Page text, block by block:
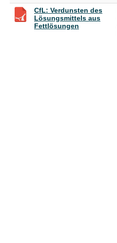
CfL: Verdunsten des
Lösungsmittels aus
Fettlösungen